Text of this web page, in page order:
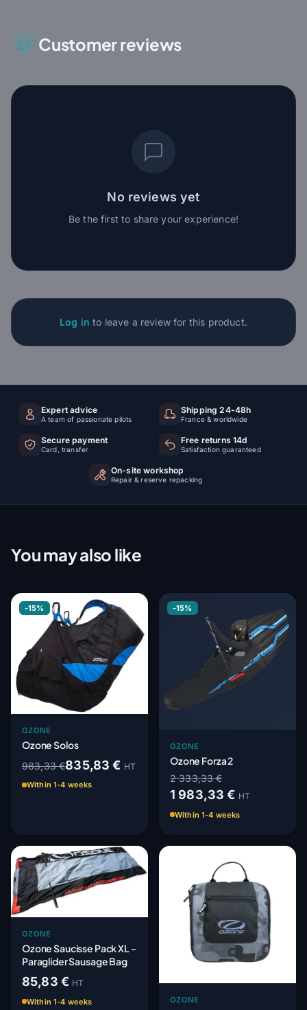
Customer reviews
No reviews yet
Be the first to share your experience!
Log in to leave a review for this product.
Expert advice
A team of passionate pilots
Shipping 24-48h
France & worldwide
Secure payment
Card, transfer
Free returns 14d
Satisfaction guaranteed
On-site workshop
Repair & reserve repacking
You may also like
-15%
OZONE
Ozone Solos
983,33 €835,83 € HT
Within 1-4 weeks
-15%
OZONE
Ozone Forza 2
2 333,33 €
1 983,33 € HT
Within 1-4 weeks
OZONE
Ozone Saucisse Pack XL -
Paraglider Sausage Bag
85,83 € HT
Within 1-4 weeks OZONE